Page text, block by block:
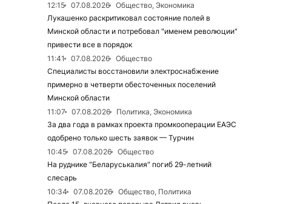
12:15
07.08.2026
Общество, Экономика
Лукашенко раскритиковал состояние полей в
Минской области и потребовал "именем революции"
привести все в порядок
11:41
07.08.2026
Общество
Специалисты восстановили электроснабжение
примерно в четверти обесточенных поселений
Минской области
11:07
07.08.2026
Политика, Экономика
За два года в рамках проекта промкооперации ЕАЭС
одобрено только шесть заявок — Турчин
10:45
07.08.2026
Общество
На руднике "Беларуськалия" погиб 29-летний
слесарь
10:34
07.08.2026
Общество, Политика